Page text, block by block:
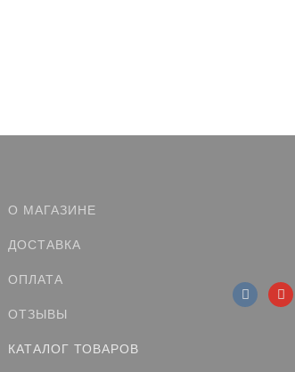
О МАГАЗИНЕ
ДОСТАВКА
ОПЛАТА
ОТЗЫВЫ
КАТАЛОГ ТОВАРОВ